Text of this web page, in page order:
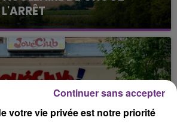
semaine que la centrale
est à l'arrêt. Une situation
intense qui est toujours
votre vie privée est notre priorité
Continuer sans accepter